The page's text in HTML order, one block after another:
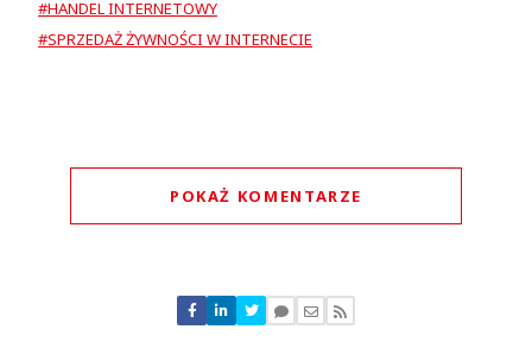
#HANDEL INTERNETOWY
#SPRZEDAŻ ŻYWNOŚCI W INTERNECIE
POKAŻ KOMENTARZE
Nie znaleziono komentarzy
Zostaw swoje komentarze